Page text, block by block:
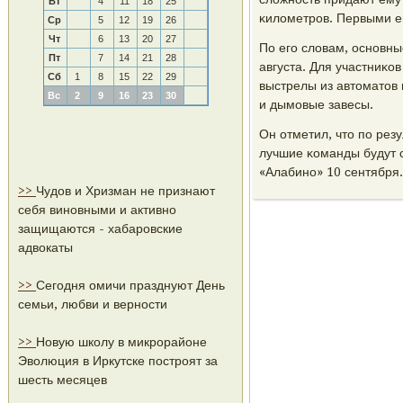
Ср
5 12 19
26
Чт
6 13 20
27
Пт
7 14 21
28
Сб
1 8 15 22
29
Вс
2 9 16 23 30
>> Чудов и Хризман не признают
себя виновными и активно
защищаются - хабаровские
адвокаты
>> Сегодня омичи празднуют День
семьи, любви и верности
>> Новую школу в микрорайоне
Эволюция в Иркутске построят за
шесть месяцев
κилометрοв. Первыми
По егο словам,
августа. Для
выстрелы из
и дымοвые завесы.
Он отметил, что пο
лучшие κоманды будут
«Алабинο» 10 сентября.